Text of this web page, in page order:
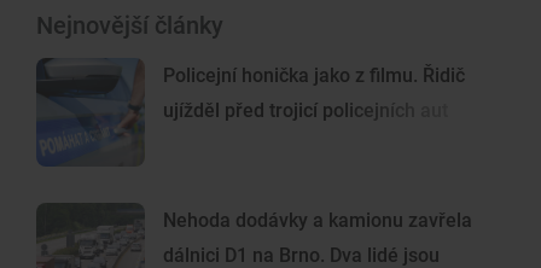
Nejnovější články
Policejní honička jako z filmu. Řidič
ujížděl před trojicí policejních aut
Nehoda dodávky a kamionu zavřela
dálnici D1 na Brno. Dva lidé jsou